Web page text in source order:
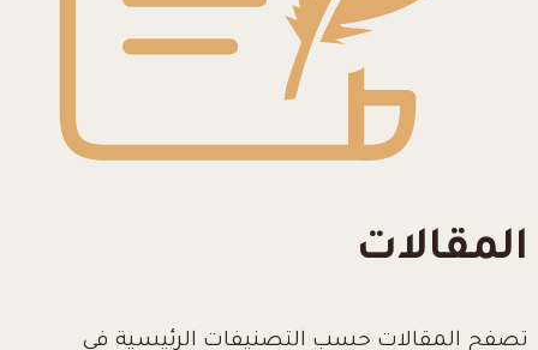
المقالات
تصفح المقالات حسب التصنيفات الرئيسية في